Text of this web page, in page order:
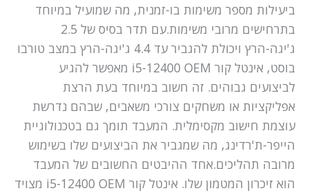
ביעילות מספר משימות בו-זמנית, מה שמועיל במיוחד
בתרחישים מרובי משימות.עם תדר בסיס של 2.5
ג'יגה-הרץ ויכולת להגביר עד 4.4 ג'יגה-הרץ במצב טורבו
בוסט, אינטל קור i5-12400 OEM מאפשר להגיע
לביצועים גבוהים. זה חשוב במיוחד בעת הרצת
אפליקציות או משחקים צורכי משאבים, שבהם נדרשת
עוצמת חישוב מקסימלית. המעבד תומך גם בטכנולוגיית
הייפר-ת'רדינג, מה שמגביר את הביצועים שלו בשימוש
מרובה תהליכים.אחד ההיבטים החשובים של המעבד
הוא זיכרון המטמון שלו. אינטל קור i5-12400 OEM מצויד